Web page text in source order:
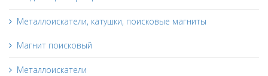
Металлоискатели, катушки, поисковые магниты
Магнит поисковый
Металлоискатели